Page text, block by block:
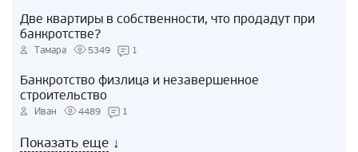
Две квартиры в собственности, что продадут при
банкротстве?
Тамара 5349 1
Банкротство физлица и незавершенное
строительство
Иван 4489 1
Показать еще ↓